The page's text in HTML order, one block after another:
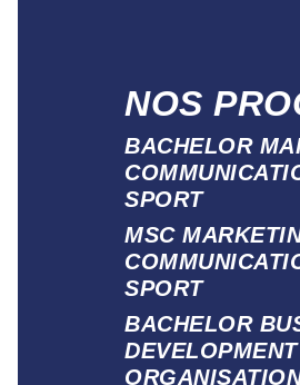
NOS
BACHELOR
SPORT
MSC
SPORT
BACHELOR